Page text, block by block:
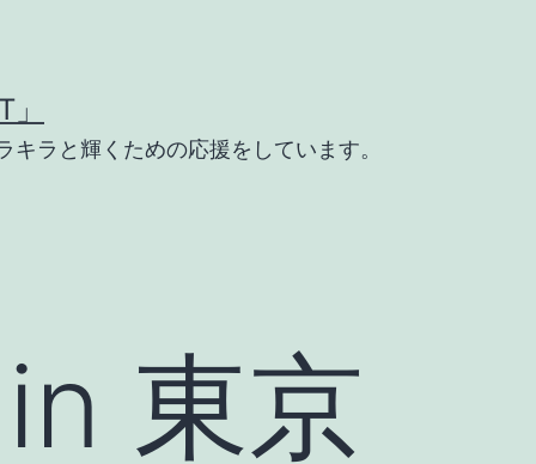
ラと輝くための応援をしています。
東京